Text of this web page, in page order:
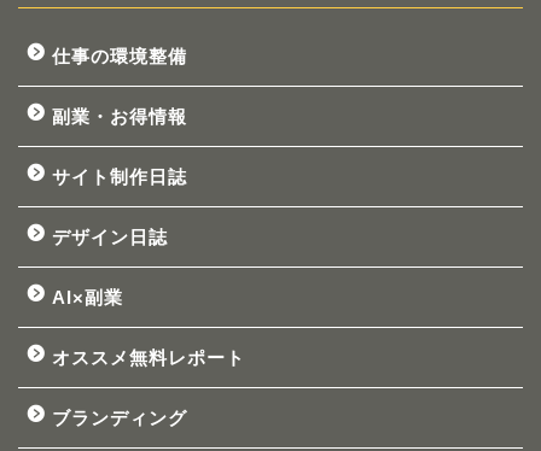
仕事の環境整備
副業・お得情報
サイト制作日誌
デザイン日誌
AI×副業
オススメ無料レポート
ブランディング